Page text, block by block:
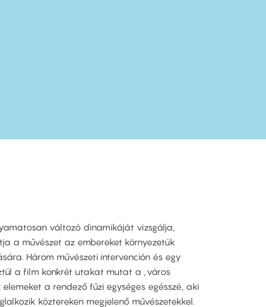
változó dinamikáját vizsgálja,
a művészet az embereket környezetük
Három művészeti intervención és egy
a film konkrét utakat mutat a „város
elemeket a rendező fűzi egységes egésszé, aki
köztereken megjelenő művészetekkel.